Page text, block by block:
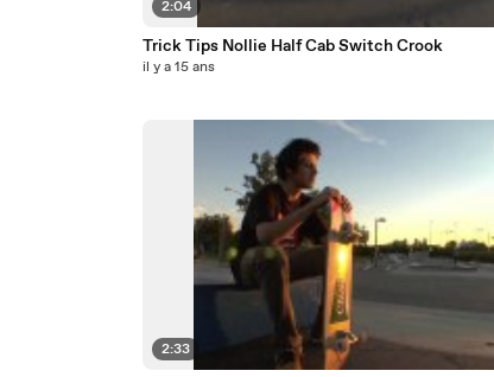
2:04
Trick Tips Nollie Half Cab Switch Crook
il y a 15 ans
2:33